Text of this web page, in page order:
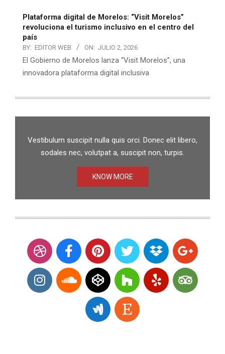
Plataforma digital de Morelos: “Visit Morelos”
revoluciona el turismo inclusivo en el centro del
país
BY: EDITOR WEB ON: JULIO 2, 2026
El Gobierno de Morelos lanza “Visit Morelos”, una
innovadora plataforma digital inclusiva
Vestibulum suscipit nulla quis orci. Donec elit libero,
sodales nec, volutpat a, suscipit non, turpis.
KNOW MORE